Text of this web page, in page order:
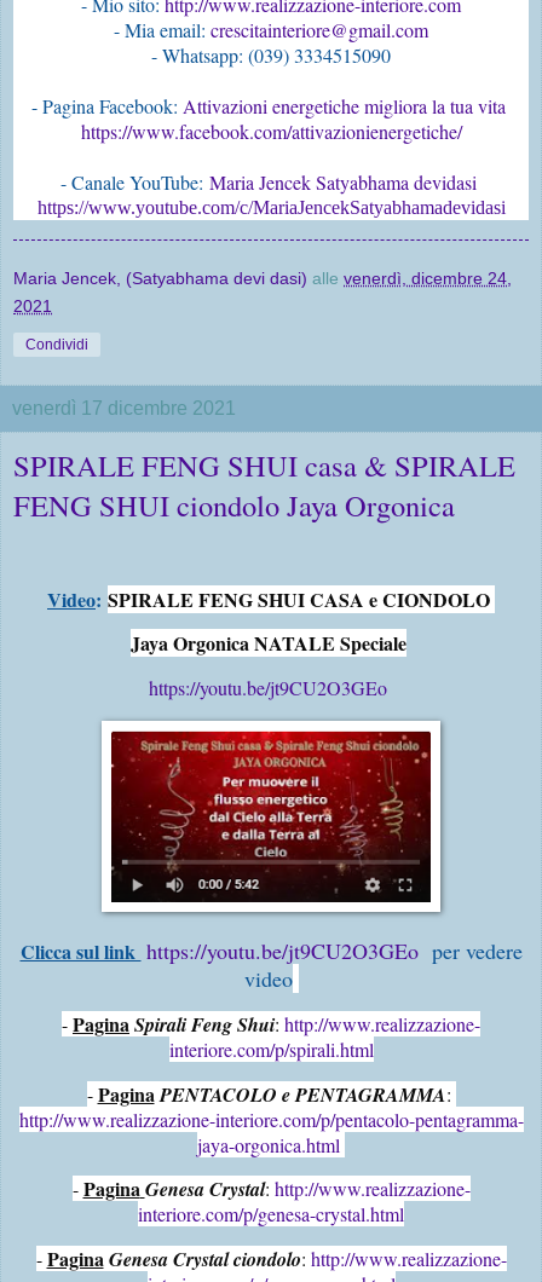
- Mia email: crescitainteriore@gmail.com
- Pagina Facebook:
https://www.facebook.com/attivazionienergetiche/
- Canale YouTube: Maria Jencek Satyabhama devidasi
https://www.youtube.com/c/MariaJencekSatyabhamadevidasi
Maria Jencek, (Satyabhama devi dasi) alle venerdì, dicembre 24,
2021
Condividi
venerdì 17 dicembre 2021
SPIRALE FENG SHUI casa & SPIRALE
FENG SHUI ciondolo Jaya Orgonica
Video: SPIRALE FENG SHUI CASA e CIONDOLO
Jaya Orgonica NATALE Speciale
https://youtu.be/jt9CU2O3GEo
Clicca sul link https://youtu.be/jt9CU2O3GEoper vedere
video
- PaginaSpirali Feng Shui: http://www.realizzazione-
interiore.com/p/spirali.html
- Pagina PENTACOLO e PENTAGRAMMA
http://www.realizzazione-interiore.com/p/pentacolo-pentagramma-
jaya-orgonica.html
- Pagina Genesa Crystal: http://www.realizzazione-
interiore.com/p/genesa-crystal.html
- Pagina Genesa Crystal ciondolo: http://www.realizzazione-